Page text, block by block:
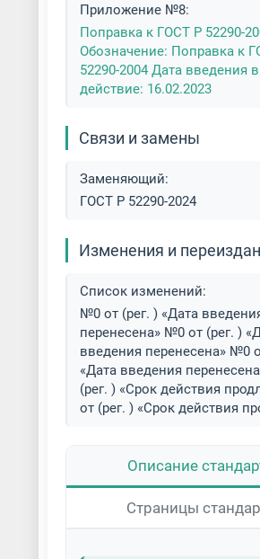
Приложение №8:
Поправка к ГОСТ Р 52290-
Обозначение: Поправка к
52290-2004 Дата введения в
действие: 16.02.2023
Связи и замены
Заменяющий:
ГОСТ Р 52290-2024
Изменения и
Список изменений:
№0 от (рег. ) «Дата
перенесена» №0 от (рег. )
введения перенесена» №0
«Дата введения
(рег. ) «Срок действия
от (рег. ) «Срок действия
Описание
Страницы